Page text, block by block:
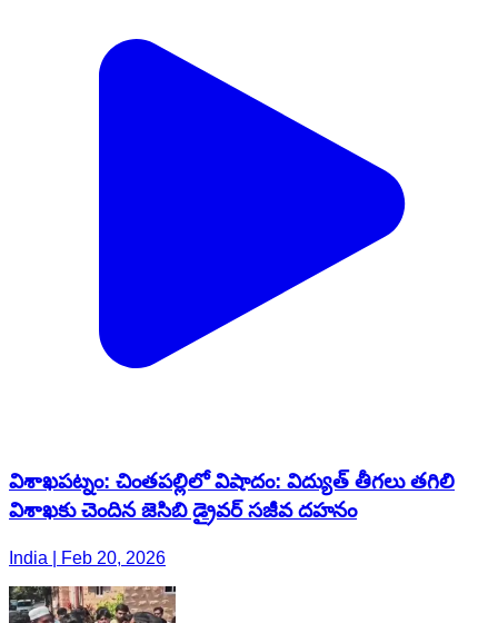
విశాఖపట్నం: చింతపల్లిలో విషాదం: విద్యుత్ తీగలు తగిలి
విశాఖ‌కు చెందిన జెసిబి డ్రైవర్ సజీవ దహనం
India | Feb 20, 2026